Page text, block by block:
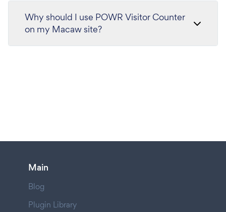
Why should I use POWR Visitor Counter
on my Macaw site?
Main
Blog
Plugin Library